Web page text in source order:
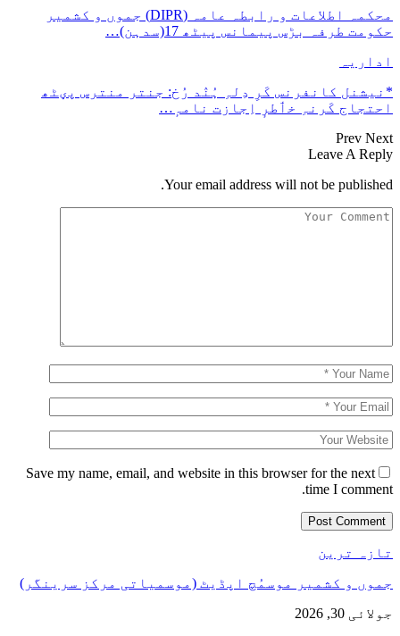
محکمہ اطلاعات و رابطہ عامہ (DIPR) جموں و کشمیر
حکومت طرفہ بڑس پیمانس پیٹھ 17(سدہن)…
اداریہ
*نیشنل کانفرنس کَرِ دِلہِ ہُنٛد رُخ: جنتر منترس پؠٹھ
احتجاج کَرنہِ خٲطرٕ اِجازت نامہٕ…
Prev Next
Leave A Reply
Your email address will not be published.
Save my name, email, and website in this browser for the next
time I comment.
تازہ ترین
جموں و کشمیر موسمُچ اپڈیٹ (موسمیاتی مرکز سرینگر)
جولائی 30, 2026